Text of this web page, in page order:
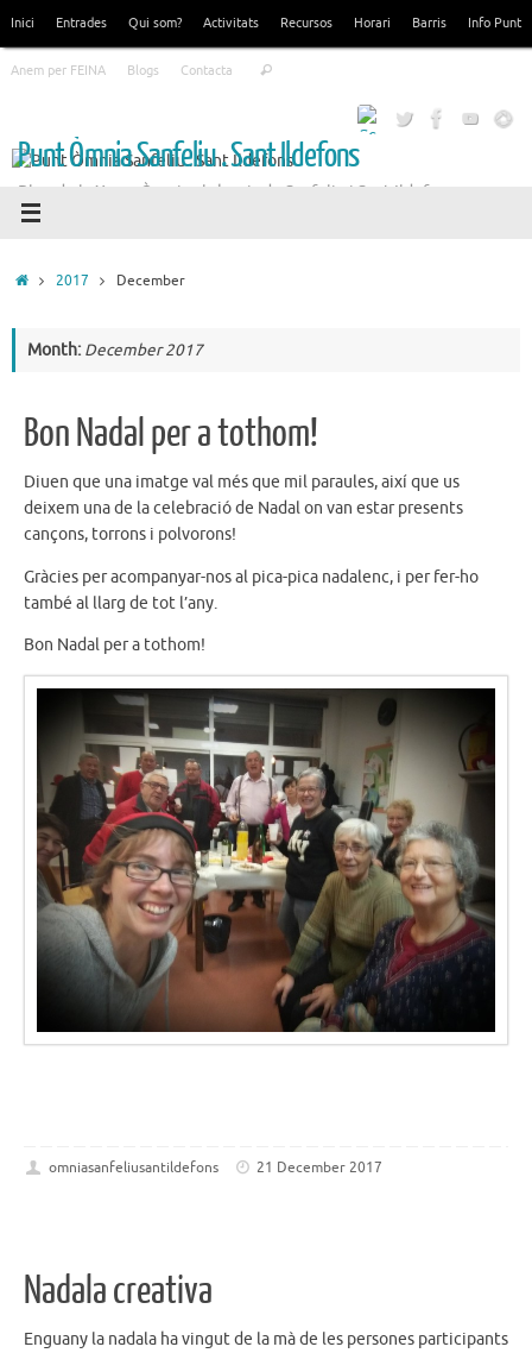
content
Inici Entrades Qui som? Activitats Recursos Horari Barris Info Punt
Anem per FEINA Blogs Contacta Search
Punt Òmnia Sanfeliu . Sant Ildefons
Blog de la Xarxa Òmnia als barris de Sanfeliu i Sant Ildefons
Home2017 December
Month: December 2017
Bon Nadal per a tothom!
Diuen que una imatge val més que mil paraules, així que us
deixem una de la celebració de Nadal on van estar presents
cançons, torrons i polvorons!
Gràcies per acompanyar-nos al pica-pica nadalenc, i per fer-ho
també al llarg de tot l’any.
Bon Nadal per a tothom!
omniasanfeliusantildefons 21 December 2017
Nadala creativa
Enguany la nadala ha vingut de la mà de les persones participants